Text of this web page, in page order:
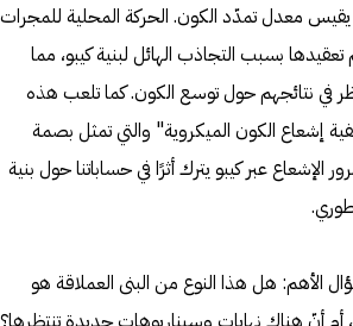
معدل تمدّد الكون. الحركة المحلية للمجرات
بسبب التجاذب الهائل لبنية كيبو، مما
في نتائجهم حول توسع الكون. كما تلعب هذه
إشعاع الكون الميكروية" والتي تمثل بصمة
الإشعاع عبر كيبو يترك أثرًا في حساباتنا حول بنية
الأهم: هل هذا النوع من البنى العملاقة هو